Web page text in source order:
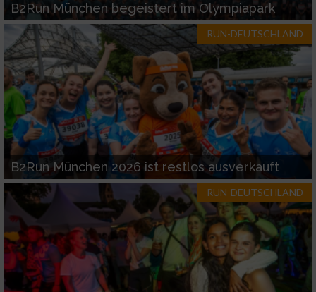
B2Run München begeistert im Olympiapark
RUN-DEUTSCHLAND
B2Run München 2026 ist restlos ausverkauft
RUN-DEUTSCHLAND